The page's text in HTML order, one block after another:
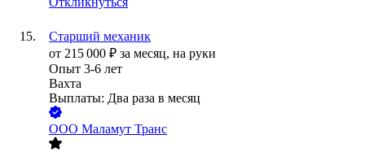
Старший механик
от 215 000 ₽ за месяц, на руки
Опыт 3-6 лет
Вахта
Выплаты: Два раза в месяц
ООО Маламут Транс